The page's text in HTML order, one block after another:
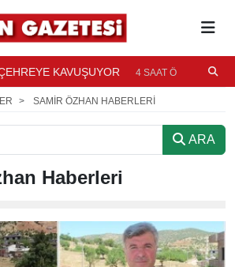
KAVUŞUYOR 4 SAAT ÖNCE
SAMIR ÖZHAN HABERLERI
ARA
Haberleri